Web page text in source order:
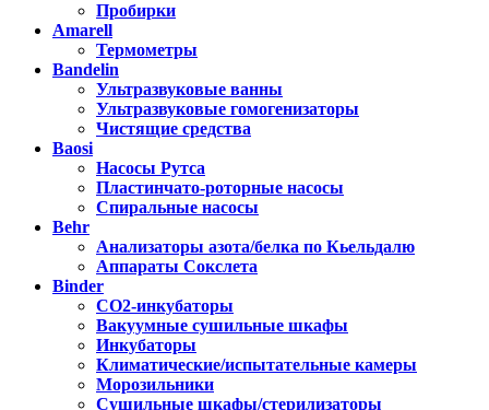
Пробирки
Amarell
Термометры
Bandelin
Ультразвуковые ванны
Ультразвуковые гомогенизаторы
Чистящие средства
Baosi
Насосы Рутса
Пластинчато-роторные насосы
Спиральные насосы
Behr
Анализаторы азота/белка по Кьельдалю
Аппараты Сокслета
Binder
CO2-инкубаторы
Вакуумные сушильные шкафы
Инкубаторы
Климатические/испытательные камеры
Морозильники
Сушильные шкафы/стерилизаторы